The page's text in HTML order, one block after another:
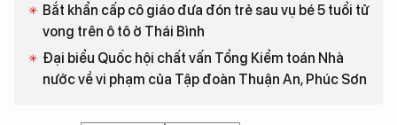
Bắt khẩn cấp cô giáo đưa đón trẻ sau vụ bé 5 tuổi tử
vong trên ô tô ở Thái Bình
Đại biểu Quốc hội chất vấn Tổng Kiểm toán Nhà
nước về vi phạm của Tập đoàn Thuận An, Phúc Sơn